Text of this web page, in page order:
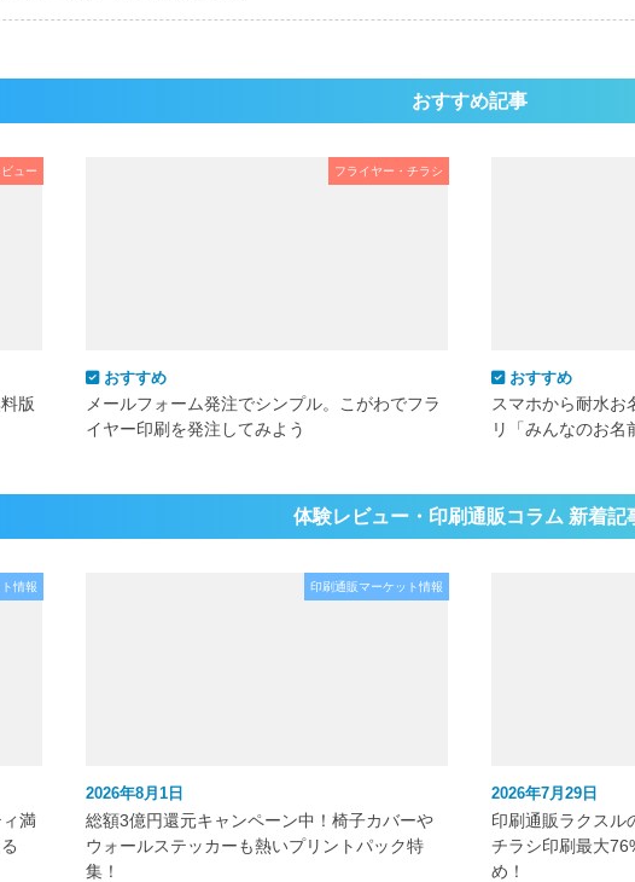
おすすめ記事
ュー
版
フライヤー・チラシ
おすすめ
メールフォーム発注でシンプル。こがわでフラ
イヤー印刷を発注してみよう
おすすめ
スマホから耐水お
リ「みんなのお名
体験レビュー・印刷通販コラム 新着記
情報
満
印刷通販マーケット情報
2026年8月1日
総額3億円還元キャンペーン中！椅子カバーや
ウォールステッカーも熱いプリントパック特
集！
2026年7月29日
印刷通販ラクスル
チラシ印刷最大
め！